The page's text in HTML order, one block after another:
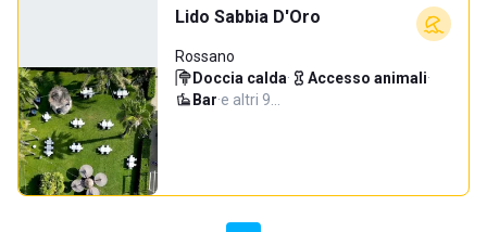
Lido Sabbia D'Oro
Rossano
Doccia calda· Accesso animali·
Bar·e altri 9…